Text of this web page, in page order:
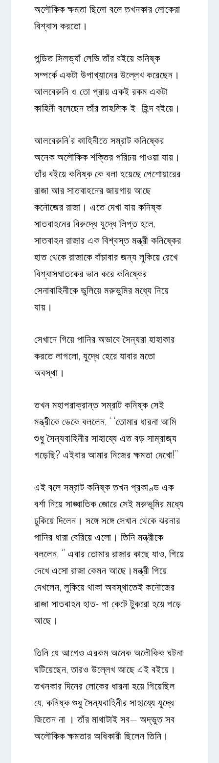
অলৌকিক ক্ষমতা ছিলো বলে তখনকার লোকেরা
বিশ্বাস করতো।
পন্ডিত সিলভ্যাঁ লেভি তাঁর বইয়ে কনিষ্ক
সম্পর্কে একটা উপাখ্যানের উল্লেখ করেছেন।
আলবেরুনি ও তো প্রায় একই রকম একটা
কাহিনী বলেছেন তাঁর তাহলিক-ই- হিন্দ বইয়ে।
আলবেরুনি’র কাহিনীতে সম্রাট কনিষ্কের
অনেক অলৌকিক শক্তির পরিচয় পাওয়া যায়।
তাঁর বইয়ে কনিষ্ক কে বলা হয়েছে পেশোয়ারের
রাজা আর সাতবাহনের জায়গায় আছে
কনৌজের রাজা। এতে দেখা যায় কনিষ্ক
সাতবাহনের বিরুদ্ধে যুদ্ধে লিপ্ত হলে,
সাতবাহন রাজার এক বিশ্বস্ত মন্ত্রী কনিষ্কের
হাত থেকে রাজাকে বাঁচাবার জন্য লুকিয়ে রেখে
বিশ্বাসঘাতকের ভান করে কনিষ্কের
সেনাবাহিনীকে ভুলিয়ে মরুভুমির মধ্যে নিয়ে
যায়।
সেখানে গিয়ে পানির অভাবে সৈন্যরা হাহাকার
করতে লাগলো, যুদ্ধে হেরে যাবার মতো
অবস্থা।
তখন মহাপরাক্রান্ত সম্রাট কনিষ্ক সেই
মন্ত্রীকে ডেকে বললেন, ‘ ‘তোমার ধারনা আমি
শুধু সৈন্যবাহিনীর সাহায্যে এত বড় সাম্রাজ্য
গড়েছি? এইবার আমার নিজের ক্ষমতা দেখো!’’
এই বলে সম্রাট কনিষ্ক তখন প্রকাণ্ড এক
বর্শা নিয়ে সাঙ্ঘাতিক জোরে সেই মরুভূমির মধ্যে
ঢুকিয়ে দিলেন। সঙ্গে সঙ্গে সেখান থেকে ঝরনার
পানির ধারা বেরিয়ে এলো। তিনি মন্ত্রীকে
বললেন, ‘’ এবার তোমার রাজার কাছে যাও, গিয়ে
দেখে এসো রাজা কেমন আছে।মন্ত্রী গিয়ে
দেখলেন, লুকিয়ে থাকা অবস্থাতেই কনৌজের
রাজা সাতবাহন হাত- পা কেটে টুকরো হয়ে পড়ে
আছে।
তিনি যে আগেও এরকম অনেক অলৌকিক ঘটনা
ঘটিয়েছেন, তারও উল্লেখ আছে এই বইয়ে।
তখনকার দিনের লোকের ধারনা হয়ে গিয়েছিল
যে, কনিষ্ক শুধু সৈন্যবাহিনীর সাহায্যে যুদ্ধে
জিতেন না । তাঁর মাথাটাই সব— অদ্ভুত সব
অলৌকিক ক্ষমতার অধিকারী ছিলেন তিনি।